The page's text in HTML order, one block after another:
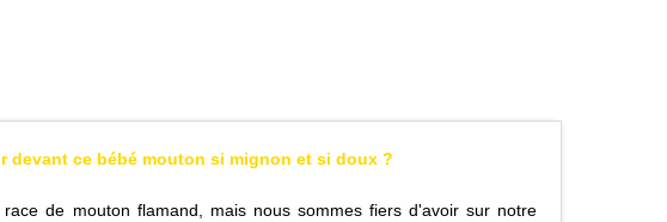
devant ce bébé mouton si mignon et si doux ?
de mouton flamand, mais nous sommes fiers d'avoir sur notre